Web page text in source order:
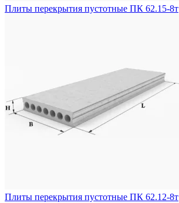
Плиты перекрытия пустотные ПК 62.15-8т
Плиты перекрытия пустотные ПК 62.12-8т